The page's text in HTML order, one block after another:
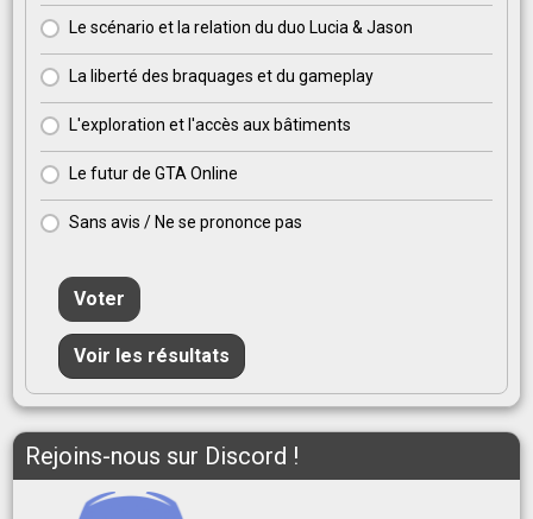
Le scénario et la relation du duo Lucia & Jason
La liberté des braquages et du gameplay
L'exploration et l'accès aux bâtiments
Le futur de GTA Online
Sans avis / Ne se prononce pas
Voter
Voir les résultats
Rejoins-nous sur Discord !